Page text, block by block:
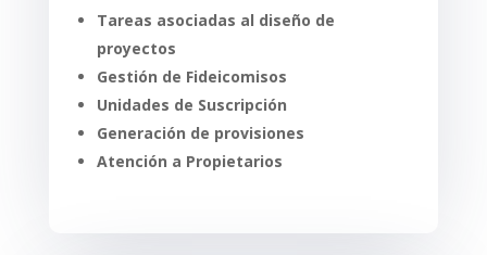
Tareas asociadas al diseño de
proyectos
Gestión de Fideicomisos
Unidades de Suscripción
Generación de provisiones
Atención a Propietarios